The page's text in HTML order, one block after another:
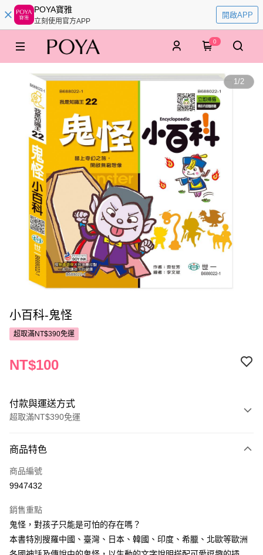
POYA寶雅
立刻使用官方APP
開啟APP
0
1/2
小百科-鬼怪
超取滿NT$390免運
NT$100
付款與運送方式
超取滿NT$390免運
POYA支付
信用卡一次付款
LINE Pay
Apple Pay
商品特色
商品編號
9947432
銷售重點
鬼怪，對孩子只能是可怕的存在嗎？
本書特別搜羅中國、臺灣、日本、韓國、印度、希臘、北歐等歐洲